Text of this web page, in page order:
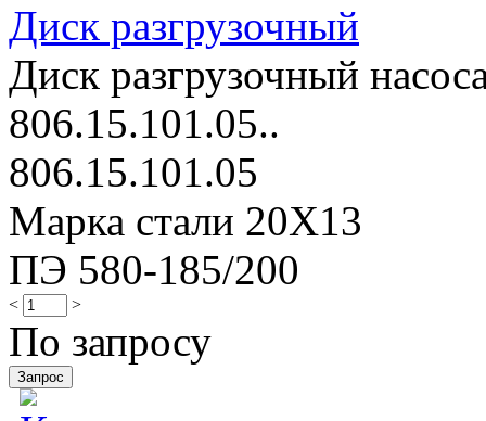
Диск разгрузочный
Диск разгрузочный
806.15.101.05..
806.15.101.05
Марка стали 20Х13
ПЭ 580-185/200
< >
По запросу